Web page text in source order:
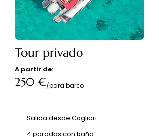
Tour privado
A partir de:
250 €/para barco
Salida desde Cagliari
4 paradas con baño